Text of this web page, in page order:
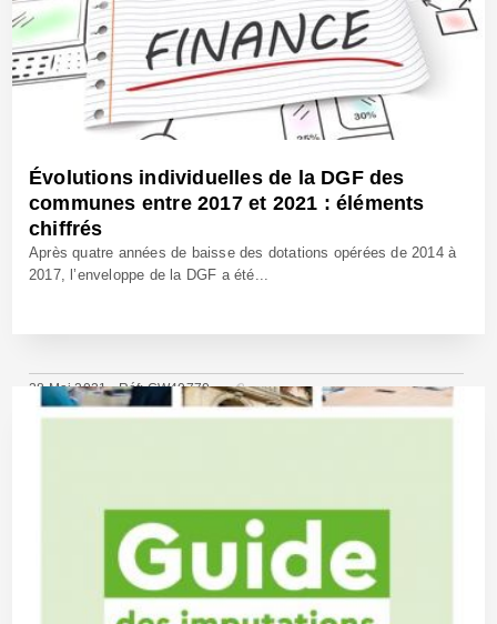
Évolutions individuelles de la DGF des
communes entre 2017 et 2021 : éléments
chiffrés
Après quatre années de baisse des dotations opérées de 2014 à
2017, l’enveloppe de la DGF a été...
28 Mai 2021 - Réf: CW40770